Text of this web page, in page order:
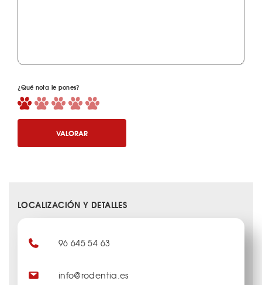
¿Qué nota le pones?
VALORAR
LOCALIZACIÓN Y DETALLES
96 645 54 63
info@rodentia.es